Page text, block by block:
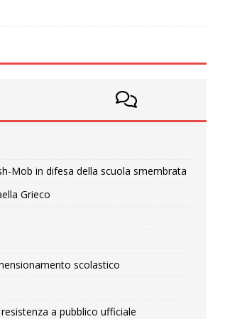
Mob in difesa della scuola smembrata
Grieco
scolastico
a pubblico ufficiale